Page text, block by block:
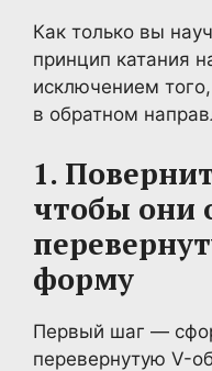
Как только вы
принцип катания
исключением
в обратном
1.
чтобы они
форму
Первый шаг —
перевернутую V-